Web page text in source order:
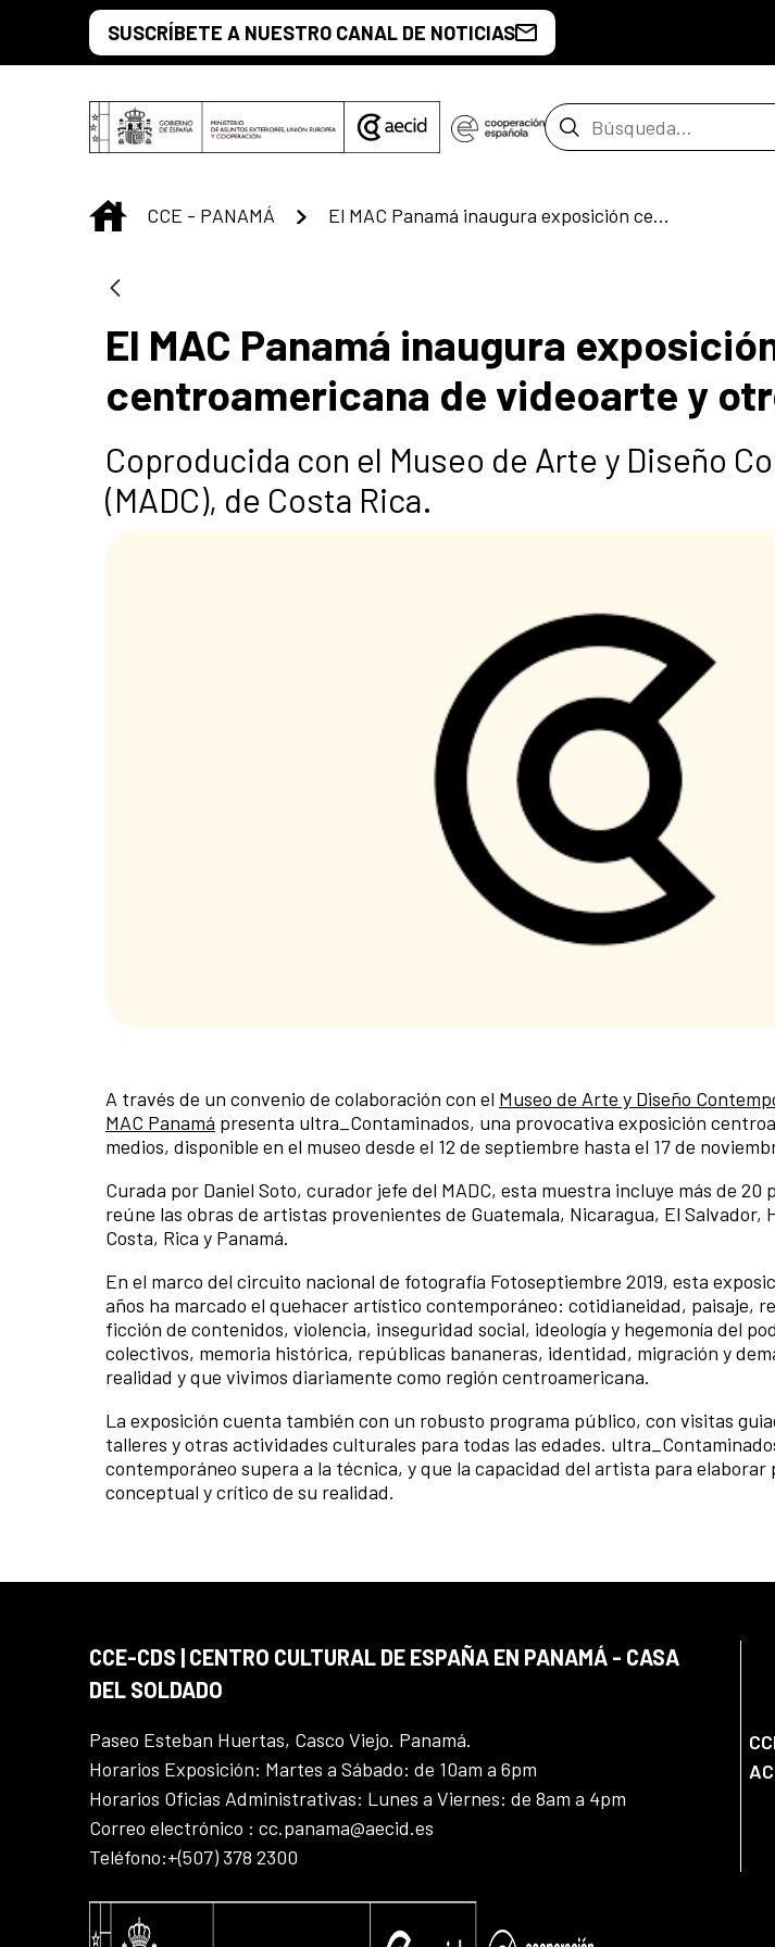
Saltar al contenido principal
SUSCRÍBETE A NUESTRO CANAL DE NOTICIAS
Barra de búsqueda
INICIO
CCE - PANAMÁ El MAC Panamá inaugura exposición centroamericana de videoarte y otros medios.
El MAC Panamá inaugura
centroamericana de videoarte y
Coproducida con el Museo de Arte y Diseño
(MADC), de Costa Rica.
A través de un convenio de colaboración con el Museo de Arte y Diseño
MAC Panamá presenta ultra_Contaminados, una provocativa exposición
medios, disponible en el museo desde el 12 de septiembre hasta el 17 de
Curada por Daniel Soto, curador jefe del MADC, esta muestra incluye más de
reúne las obras de artistas provenientes de Guatemala, Nicaragua, El Salvador,
Costa, Rica y Panamá.
En el marco del circuito nacional de fotografía Fotoseptiembre 2019, esta
años ha marcado el quehacer artístico contemporáneo: cotidianeidad, paisaje,
ficción de contenidos, violencia, inseguridad social, ideología y hegemonía del
colectivos, memoria histórica, repúblicas bananeras, identidad, migración y
realidad y que vivimos diariamente como región centroamericana.
La exposición cuenta también con un robusto programa público, con visitas
talleres y otras actividades culturales para todas las edades.
contemporáneo supera a la técnica, y que la capacidad del artista para
conceptual y crítico de su realidad.
CCE-CDS | CENTRO CULTURAL DE ESPAÑA EN PANAMÁ - CASA
DEL SOLDADO
Paseo Esteban Huertas, Casco Viejo. Panamá.
Horarios Exposición: Martes a Sábado: de 10am a 6pm
Horarios Oficias Administrativas: Lunes a Viernes: de 8am a 4pm
Correo electrónico : cc.panama@aecid.es
Teléfono:+(507) 378 2300